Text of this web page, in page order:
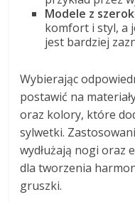
Modele z
komfort i styl, a
jest bardziej
Wybierając
postawić na
oraz kolory, które
sylwetki.
wydłużają nogi oraz
dla tworzenia
gruszki.